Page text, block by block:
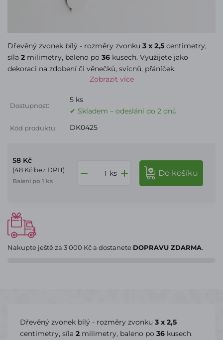
Dřevěný zvonek bílý - rozměry zvonku 3 x 2,5 centimetry,
síla 2 milimetry, baleno po 36 kusech. Využijete jako
dekoraci na zdobení či věnečků, svícnů, přáníček.
Zobrazit více
Dostupnost:
5 ks
✔ Skladem – odeslání do 2 dnů
Kód produktu: DK0425
58 Kč
(48 Kč bez DPH)
Balení po 1 ks
ks do košíku
Nakupte ještě za 3 000 Kča dostanete DOPRAVU ZDARMA.
Dřevěný zvonek bílý - rozměry zvonku 3 x 2,5
centimetry, síla 2 milimetry, baleno po 36 kusech.